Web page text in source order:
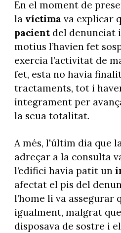
En el moment de
la víctima va explicar
pacient del denunciat
motius l’havien fet
exercia l’activitat de
fet, esta no havia
tractaments, tot i
íntegrament per
la seua totalitat.
A més, l'últim dia que
adreçar a la consulta
l’edifici havia patit un
afectat el pis del
l’home li va assegurar
igualment, malgrat que
disposava de sostre i